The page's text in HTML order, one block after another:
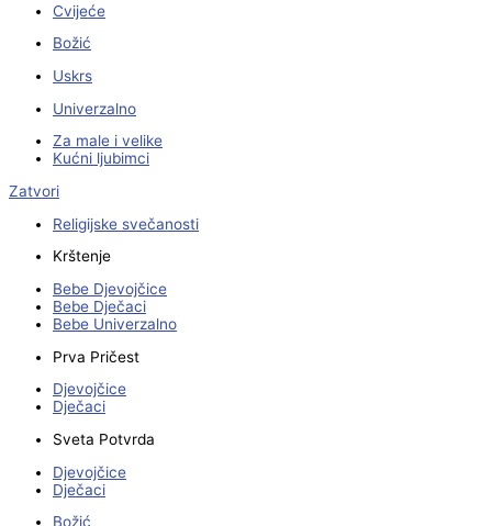
Cvijeće
Božić
Uskrs
Univerzalno
Za male i velike
Kućni ljubimci
Zatvori
Religijske svečanosti
Krštenje
Bebe Djevojčice
Bebe Dječaci
Bebe Univerzalno
Prva Pričest
Djevojčice
Dječaci
Sveta Potvrda
Djevojčice
Dječaci
Božić